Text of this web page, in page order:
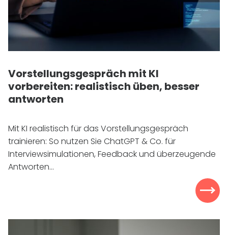
Vorstellungsgespräch mit KI
vorbereiten: realistisch üben, besser
antworten
MitKI realistisch für das Vorstellungsgespräch
trainieren: So nutzen Sie ChatGPT & Co. für
Interviewsimulationen, Feedback und überzeugende
Antworten...